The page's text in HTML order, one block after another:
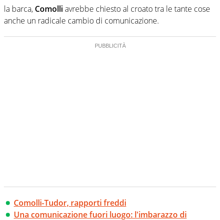
la barca, Comolliavrebbe chiesto al croato tra le tante cose
anche un radicale cambio di comunicazione.
Comolli-Tudor, rapporti freddi
Una comunicazione fuori luogo: l'imbarazzo di